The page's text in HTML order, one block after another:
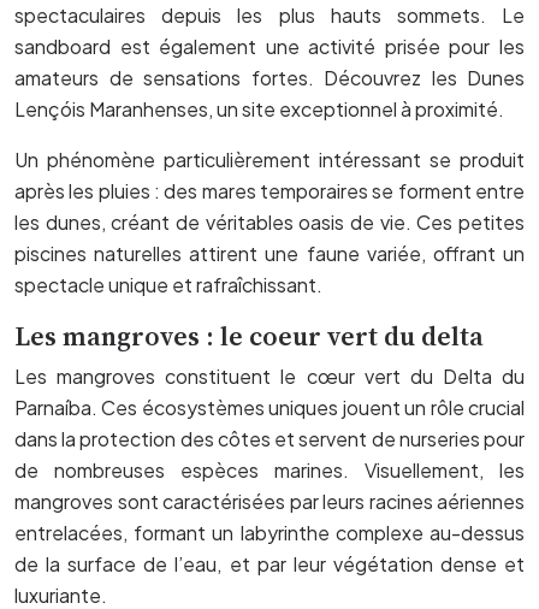
spectaculaires depuis les plus hauts sommets. Le
sandboard est également une activité prisée pour les
amateurs de sensations fortes. Découvrez les Dunes
Lençóis Maranhenses, un site exceptionnel à proximité.
Un phénomène particulièrement intéressant se produit
après les pluies : des mares temporaires se forment entre
les dunes, créant de véritables oasis de vie. Ces petites
piscines naturelles attirent une faune variée, offrant un
spectacle unique et rafraîchissant.
Les mangroves : le coeur vert du delta
Les mangroves constituent le cœur vert du Delta du
Parnaíba. Ces écosystèmes uniques jouent un rôle crucial
dans la protection des côtes et servent de nurseries pour
de nombreuses espèces marines. Visuellement, les
mangroves sont caractérisées par leurs racines aériennes
entrelacées, formant un labyrinthe complexe au-dessus
de la surface de l’eau, et par leur végétation dense et
luxuriante.